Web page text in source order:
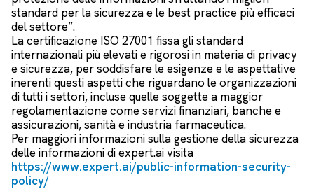
standard per la sicurezza e le best practice più efficaci
del settore”.
La certificazione ISO 27001 fissa gli standard
internazionali più elevati e rigorosi in materia di privacy
e sicurezza, per soddisfare le esigenze e le aspettative
inerenti questi aspetti che riguardano le organizzazioni
di tutti i settori, incluse quelle soggette a maggior
regolamentazione come servizi finanziari, banche e
assicurazioni, sanità e industria farmaceutica.
Per maggiori informazioni sulla gestione della sicurezza
delle informazioni di expert.ai visita
https://www.expert.ai/public-information-security-
policy/